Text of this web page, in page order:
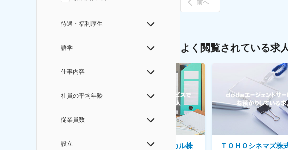
待遇・福利厚生
語学
仕事内容
社員の平均年齢
従業員数
設立
前へ
よく閲覧されている求
センチュリーメディカル株
ＴＯＨＯシネマズ株